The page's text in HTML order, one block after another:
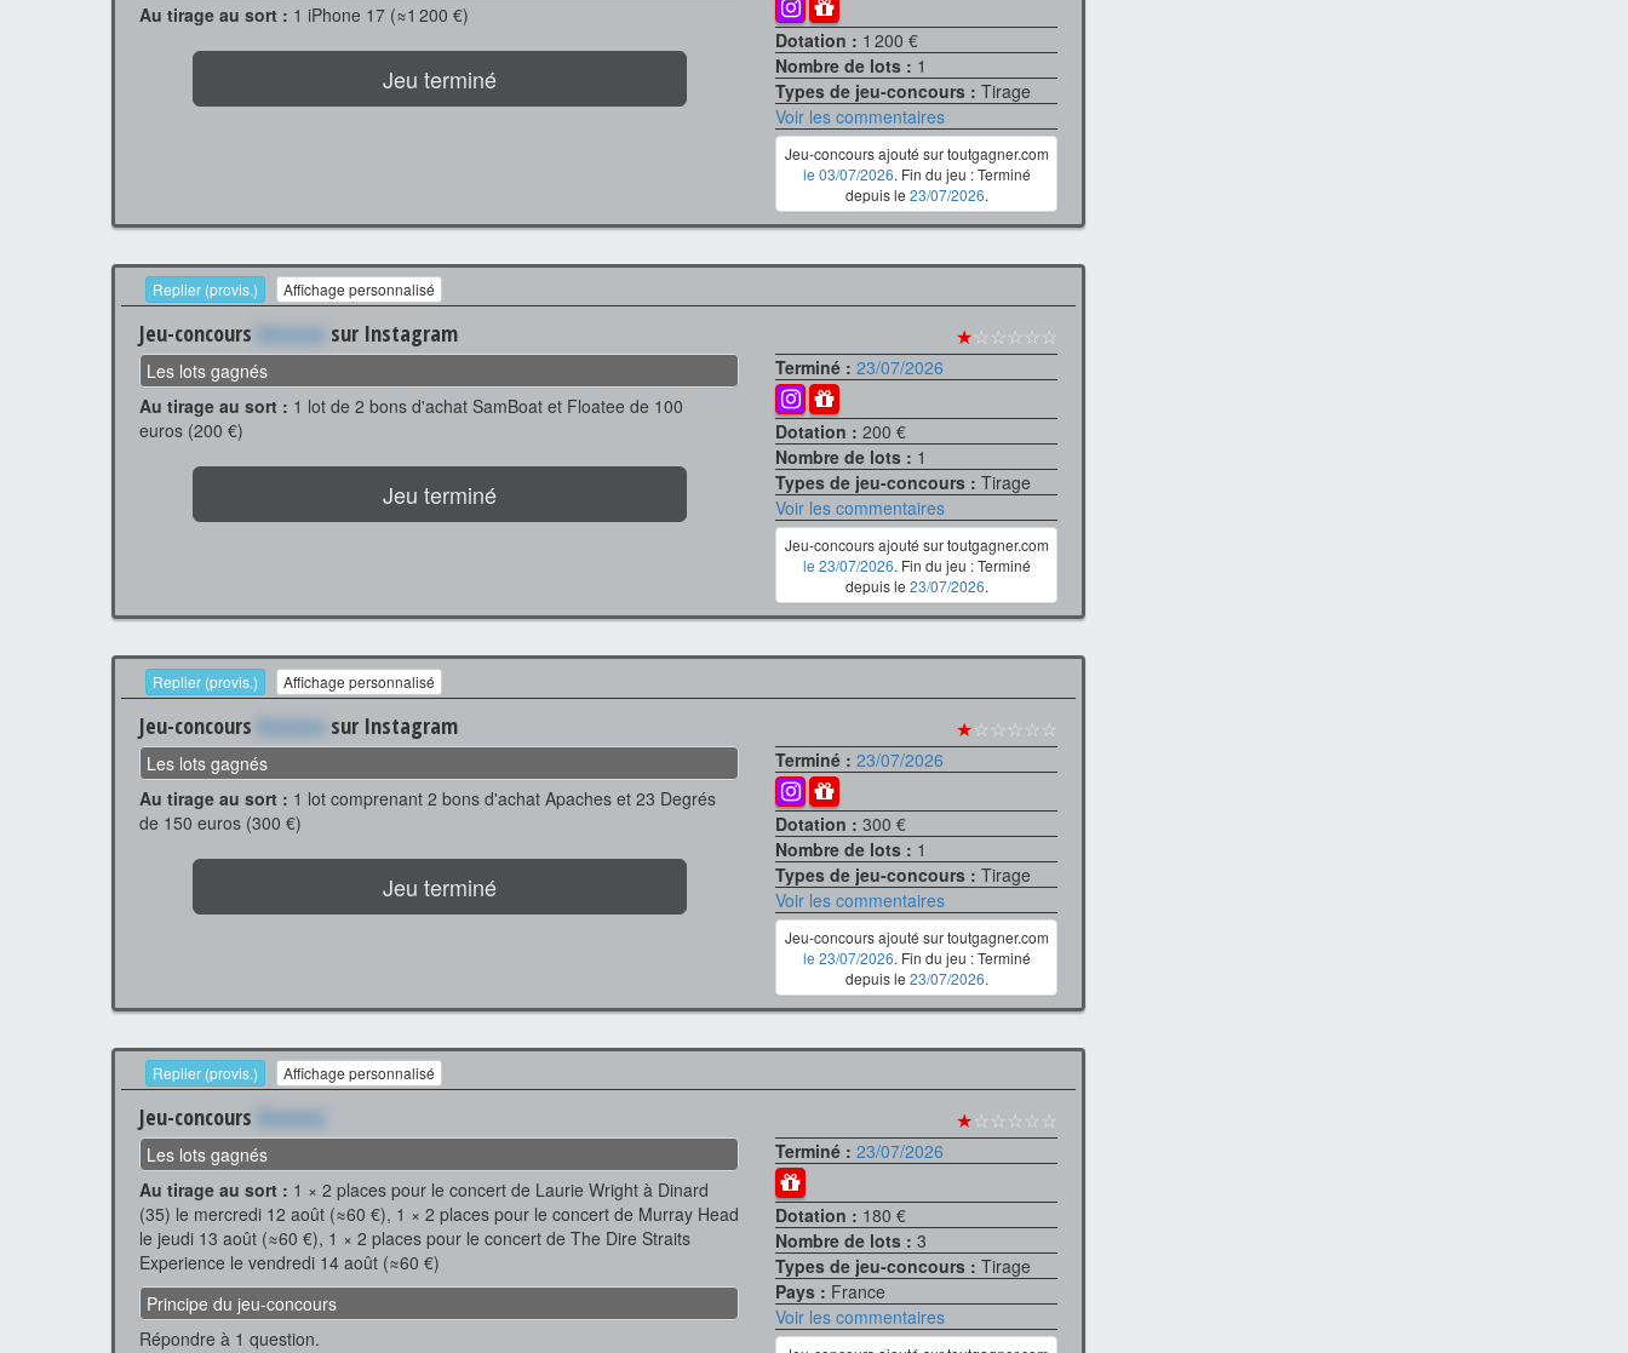
Au tirage au sort : 1 iPhone 17 (≈1 200 €)
Jeu terminé
Dotation : 1 200 €
Nombre de lots : 1
Types de jeu-concours :Tirage
Voir les commentaires
Jeu-concours ajouté sur toutgagner.com
le 03/07/2026. Fin du jeu : Terminé
depuis le 23/07/2026.
Replier (provis.) Affichage personnalisé
Jeu-concours Xxxxxxx sur Instagram ★☆☆☆☆☆
Les lots gagnés
Au tirage au sort : 1 lot de 2 bons d'achat SamBoat et Floatee de 100
euros (200 €)
Jeu terminé
Terminé :23/07/2026
Dotation :200 €
Nombre de lots : 1
Types de jeu-concours :Tirage
Voir les commentaires
Jeu-concours ajouté sur toutgagner.com
le 23/07/2026. Fin du jeu : Terminé
depuis le 23/07/2026.
Replier (provis.) Affichage personnalisé
Jeu-concours Xxxxxxx sur Instagram ★☆☆☆☆☆
Les lots gagnés
Au tirage au sort : 1 lot comprenant 2 bons d'achat Apaches et 23 Degrés
de 150 euros (300 €)
Jeu terminé
Terminé :23/07/2026
Dotation :300 €
Nombre de lots : 1
Types de jeu-concours :Tirage
Voir les commentaires
Jeu-concours ajouté sur toutgagner.com
le 23/07/2026. Fin du jeu : Terminé
depuis le 23/07/2026.
Replier (provis.) Affichage personnalisé
Jeu-concours Xxxxxxx ★☆☆☆☆☆
Les lots gagnés
Au tirage au sort : 1 × 2 places pour le concert de Laurie Wright à Dinard
(35) le mercredi 12 août (≈60 €), 1 × 2 places pour le concert de Murray Head
le jeudi 13 août (≈60 €), 1 × 2 places pour le concert de The Dire Straits
Experience le vendredi 14 août (≈60 €)
Principe du jeu-concours
Répondre à 1 question.
Terminé :23/07/2026
Dotation : 180 €
Nombre de lots :3
Types de jeu-concours :Tirage
Pays : France
Voir les commentaires